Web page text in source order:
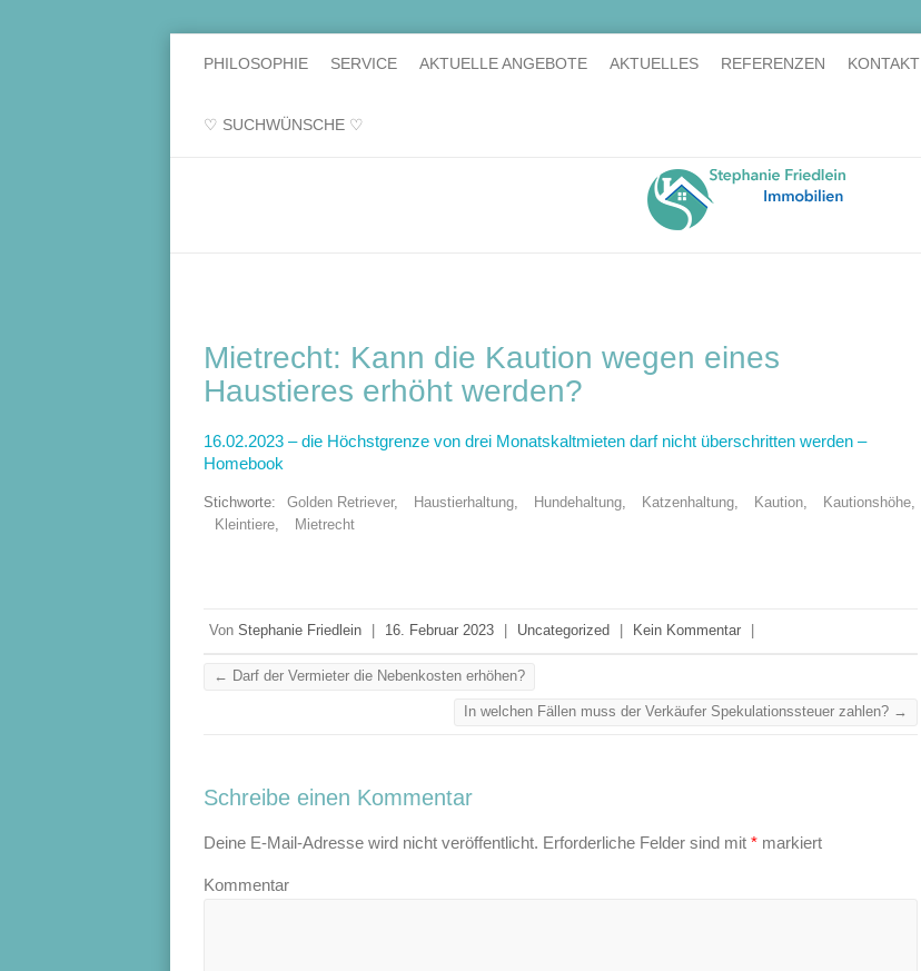
PHILOSOPHIE SERVICE AKTUELLE ANGEBOTE AKTUELLES REFERENZEN KONTAKT
♡ SUCHWÜNSCHE ♡
Mietrecht: Kann die Kaution wegen eines
Haustieres erhöht werden?
16.02.2023 – die Höchstgrenze von drei Monatskaltmieten darf nicht überschritten werden –
Homebook
Stichworte: Golden Retriever, Haustierhaltung, Hundehaltung, Katzenhaltung, Kaution, Kautionshöhe,
Kleintiere, Mietrecht
Von Stephanie Friedlein 16. Februar 2023 Uncategorized Kein Kommentar
← Darf der Vermieter die Nebenkosten erhöhen?
In welchen Fällen muss der Verkäufer Spekulationssteuer zahlen? →
Schreibe einen Kommentar
Deine E-Mail-Adresse wird nicht veröffentlicht. Erforderliche Felder sind mit * markiert
Kommentar